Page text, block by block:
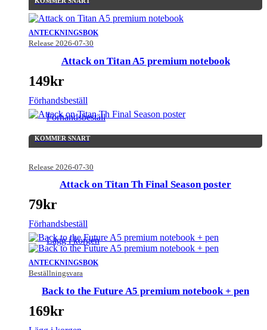
ANTECKNINGSBOK
Release 2026-07-30
Attack on Titan A5 premium notebook
149kr
Förhandsbeställ
KOMMER SNART
Release 2026-07-30
Förhandsbeställ
Attack on Titan Th Final Season poster
79kr
Förhandsbeställ
ANTECKNINGSBOK
Beställningsvara
Lägg i korgen
Back to the Future A5 premium notebook + pen
169kr